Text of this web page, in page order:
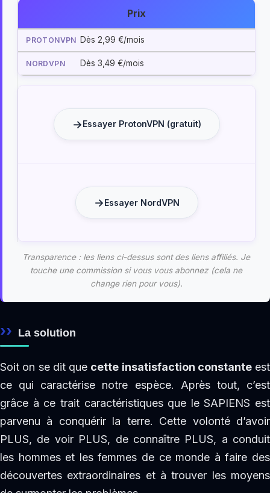
Prix
Dès 2,99 €/mois
Dès 3,49 €/mois
Essayer ProtonVPN (gratuit)
Essayer NordVPN
Transparence : les liens ci-dessus sont des liens affiliés. Je
touche une commission si vous vous abonnez (cela ne
change rien pour vous).
La solution
Soit on se dit que cette insatisfaction constanteest
ce qui caractérise notre espèce. Après tout, c’est
grâce à ce trait caractéristiques que le SAPIENS est
parvenu à conquérir la terre. Cette volonté d’avoir
PLUS, de voir PLUS, de connaître PLUS, a conduit
les hommes et les femmes de ce monde à faire des
découvertes extraordinaires et à trouver les moyens